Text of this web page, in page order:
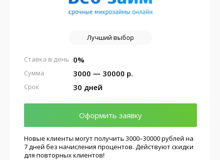
Лучший выбор
0%
Ставка в день
3000 — 30000 р.
Сумма
30 дней
Срок
Оформить заявку
Новые клиенты могут получить 3000–30000 рублей на
7 дней без начисления процентов. Действуют скидки
для повторных клиентов!